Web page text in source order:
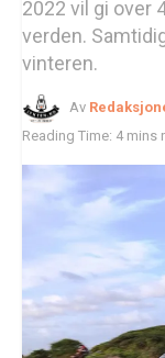
2022 vil gi over
verden.
vinteren.
Av
Reading Time: 4 mins